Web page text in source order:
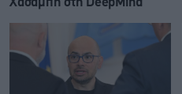
Χασάμπη στη DeepMind